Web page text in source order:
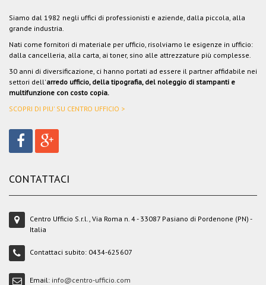
Siamo dal 1982 negli uffici di professionisti e aziende, dalla piccola, alla
grande industria.
Nati come fornitori di materiale per ufficio, risolviamo le esigenze in ufficio:
dalla cancelleria, alla carta, ai toner, sino alle attrezzature più complesse.
30 anni di diversificazione, ci hanno portati ad essere il partner affidabile nei
settori dell'arredo ufficio, della tipografia, del noleggio di stampanti e
multifunzione con costo copia.
SCOPRI DI PIU' SU CENTRO UFFICIO >
CONTATTACI
Centro Ufficio S.r.l., Via Roma n. 4 - 33087 Pasiano di Pordenone (PN) -
Italia
Contattaci subito: 0434-625607
Email: info@centro-ufficio.com